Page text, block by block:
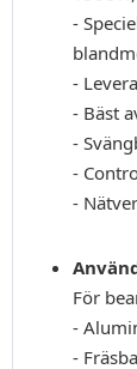
-
-
- Bäst
-
-
-
För
-
-